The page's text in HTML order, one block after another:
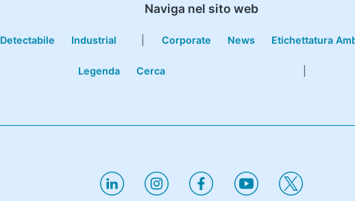
Naviga nel sito web
Detectabile Industrial Corporate News Etichettatura
Legenda Cerca